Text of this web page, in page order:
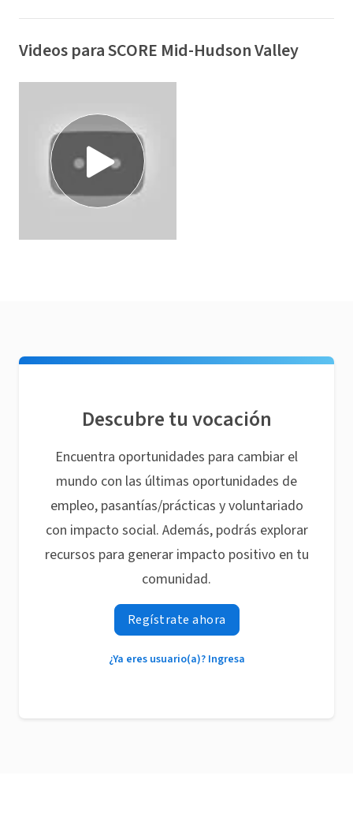
Videos para SCORE Mid-Hudson Valley
Descubre tu vocación
Encuentra oportunidades para cambiar el
mundo con las últimas oportunidades de
empleo, pasantías/prácticas y voluntariado
con impacto social. Además, podrás explorar
recursos para generar impacto positivo en tu
comunidad.
Regístrate ahora
¿Ya eres usuario(a)? Ingresa